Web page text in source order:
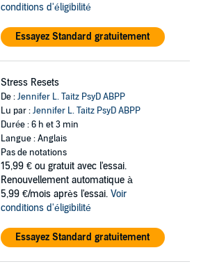
conditions d'éligibilité
Essayez Standard gratuitement
Stress Resets
De :Jennifer L. Taitz PsyD ABPP
Lu par :Jennifer L. Taitz PsyD ABPP
Durée : 6 h et 3 min
Langue : Anglais
Pas de notations
15,99 € ou gratuit avec l'essai.
Renouvellement automatique à
5,99 €/mois après l'essai. Voir
conditions d'éligibilité
Essayez Standard gratuitement